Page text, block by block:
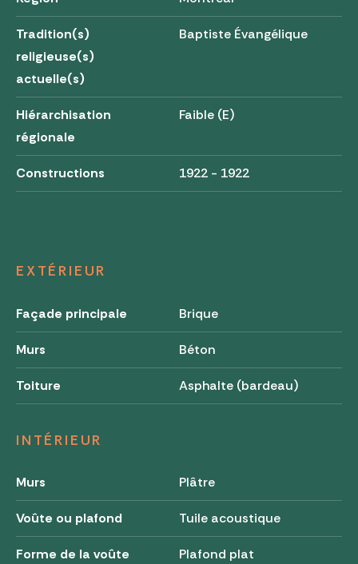
Tradition(s)
religieuse(s)
actuelle(s)
Baptiste Évangélique
Hiérarchisation
régionale
Faible (E)
Constructions 1922 - 1922
EXTÉRIEUR
Façade principale Brique
Murs Béton
Toiture Asphalte (bardeau)
INTÉRIEUR
Murs Plâtre
Voûte ou plafond Tuile acoustique
Forme de la voûte Plafond plat